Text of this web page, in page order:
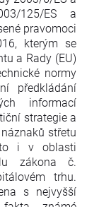
125/ES a
pravomoci
kterým se
a Rady (EU)
normy
předkládání
informací
strategie a
střetu
i v oblasti
zákona č.
trhu.
s nejvyšší